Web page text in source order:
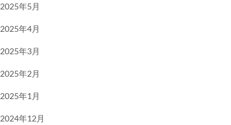
2025年5月
2025年4月
2025年3月
2025年2月
2025年1月
2024年12月